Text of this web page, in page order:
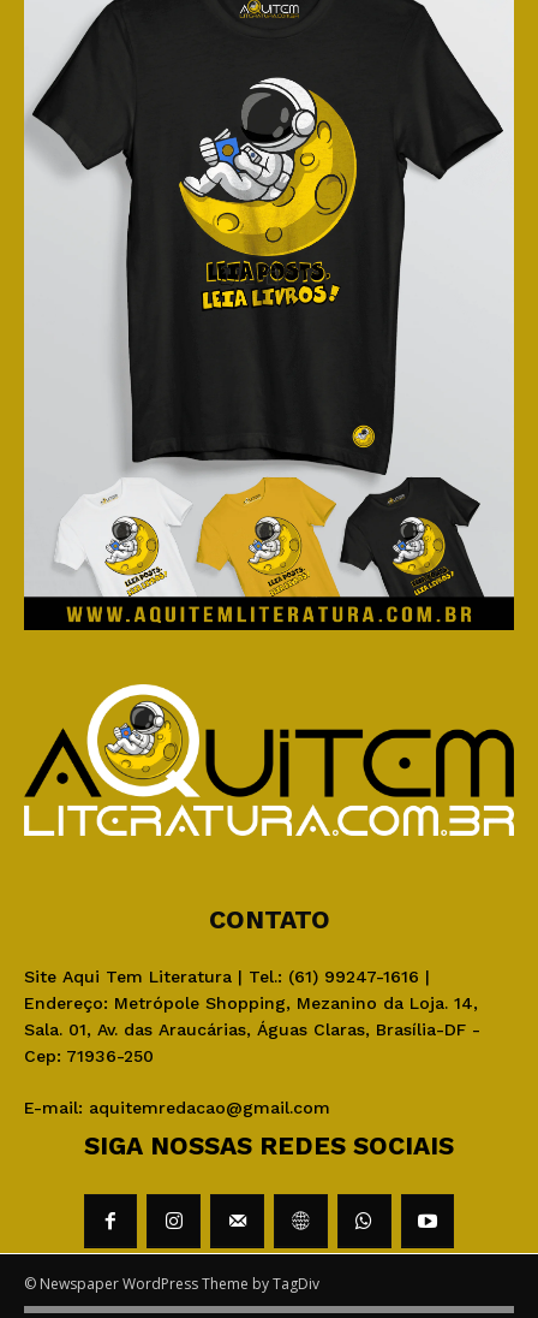
CONTATO
Site Aqui Tem Literatura | Tel.: (61) 99247-1616 |
Endereço: Metrópole Shopping, Mezanino da Loja. 14,
Sala. 01, Av. das Araucárias, Águas Claras, Brasília-DF -
Cep: 71936-250
E-mail: aquitemredacao@gmail.com
SIGA NOSSAS REDES SOCIAIS
© Newspaper WordPress Theme by TagDiv